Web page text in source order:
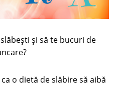
şi să te bucuri de
o dietă de slăbire să aibă